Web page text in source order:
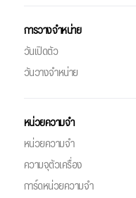
การวางจำหน่าย
วันเปิดตัว
วันวางจำหน่าย
หน่วยความจำ
หน่วยความจำ
ความจุตัวเครื่อง
การ์ดหน่วยความจำ